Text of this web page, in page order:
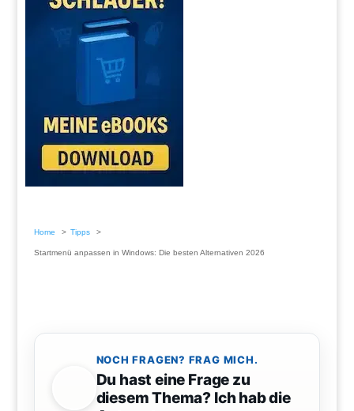
Home Tipps
Startmenü anpassen in Windows: Die besten Alternativen 2026
NOCH FRAGEN? FRAG MICH.
Du hast eine Frage zu
diesem Thema? Ich hab die